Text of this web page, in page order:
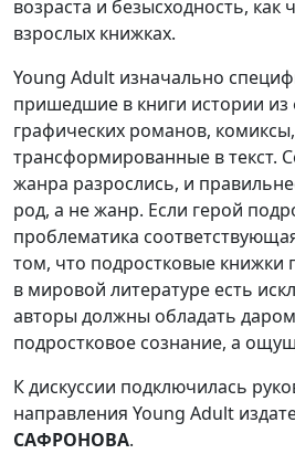
возраста и безысходность, как
взрослых книжках.
Young Adult изначально
пришедшие в книги истории
графических романов, комиксы,
трансформированные в текст.
жанра разрослись, и
род, а не жанр. Если герой
проблематика
том, что подростковые книжки
в мировой литературе есть
авторы должны обладать
подростковое сознание, а
К дискуссии подключилась
направления Young Adult
САФРОНОВА.